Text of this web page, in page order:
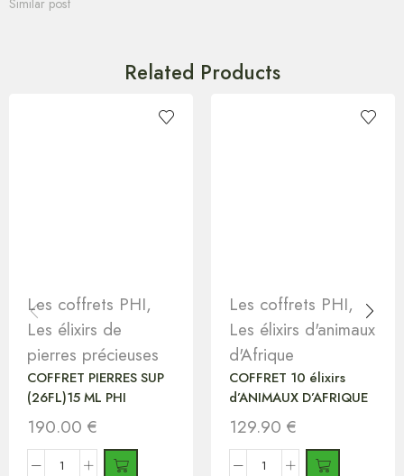
Related Products
Les coffrets PHI,
Les élixirs de
pierres précieuses
COFFRET PIERRES SUP
(26FL)15 ML PHI
190.00 €
Les coffrets PHI,
Les élixirs d'animaux
d'Afrique
COFFRET 10 élixirs
d’ANIMAUX D’AFRIQUE
129.90 €